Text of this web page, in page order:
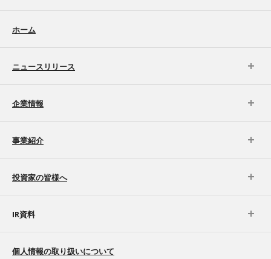
ホーム
ニュースリリース
企業情報
事業紹介
投資家の皆様へ
IR資料
個人情報の取り扱いについて